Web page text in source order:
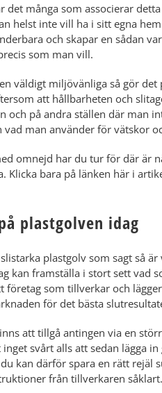
många som associerar
helst inte vill ha i sitt egna
och skapar en sådan
som man vill.
väldigt miljövänliga så gör
att hållbarheten och
och på andra ställen där man
man använder för vätskor
omnejd har du tur för där är
Klicka bara på länken här i
plastgolven idag
plastgolv som sagt så
kan framställa i stort sett vad
som tillverkar och
för det bästa
att tillgå antingen via en
svårt alls att sedan lägga
kan därför spara en rätt rejäl
från tillverkaren såklart.​